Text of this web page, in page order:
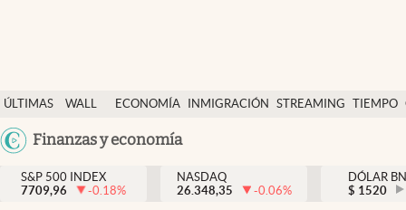
ÚLTIMAS
NOTICIAS
WALL
DÓLAR
ECONOMÍA INMIGRACIÓN STREAMING TIEMPO
México
Finanzas y economía
Finanzas y economía
Wall Street y dólar
Inmigración
S&P 500 INDEX
7709,96
-0.18%
NASDAQ
26.348,35
-0.06%
DÓLAR
$ 1520